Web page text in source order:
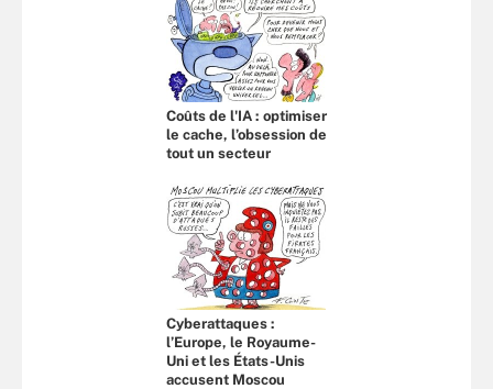
Coûts de l'IA : optimiser
le cache, l’obsession de
tout un secteur
Cyberattaques :
l’Europe, le Royaume-
Uni et les États-Unis
accusent Moscou